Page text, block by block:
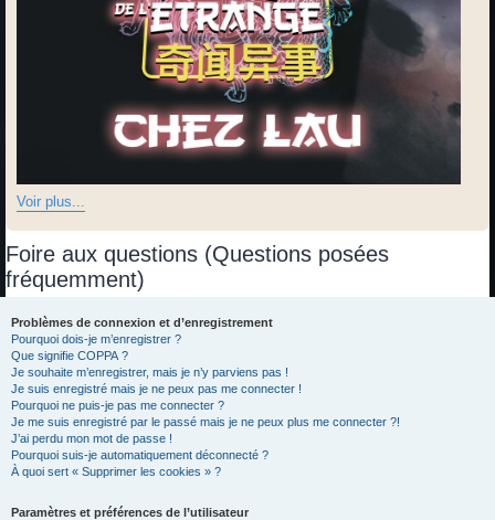
Voir plus...
Foire aux questions (Questions posées
fréquemment)
Problèmes de connexion et d’enregistrement
Pourquoi dois-je m’enregistrer ?
Que signifie COPPA ?
Je souhaite m’enregistrer, mais je n’y parviens pas !
Je suis enregistré mais je ne peux pas me connecter !
Pourquoi ne puis-je pas me connecter ?
Je me suis enregistré par le passé mais je ne peux plus me connecter ?!
J’ai perdu mon mot de passe !
Pourquoi suis-je automatiquement déconnecté ?
À quoi sert « Supprimer les cookies » ?
Paramètres et préférences de l’utilisateur